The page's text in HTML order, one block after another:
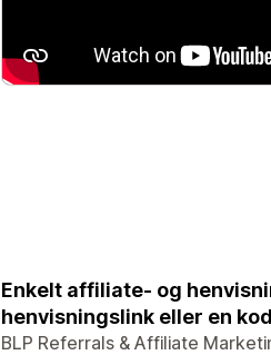
Enkelt affiliate- og
henvisningslink eller en
BLP Referrals & Affiliate